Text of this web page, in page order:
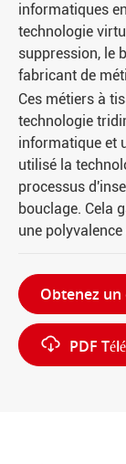
informatiques
technologie
suppression, le
fabricant de
Ces métiers à
technologie
informatique et
utilisé la
processus
bouclage. Cela
une
Obtenez un
 PDF